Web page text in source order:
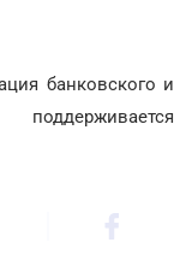
банковского и
поддерживается